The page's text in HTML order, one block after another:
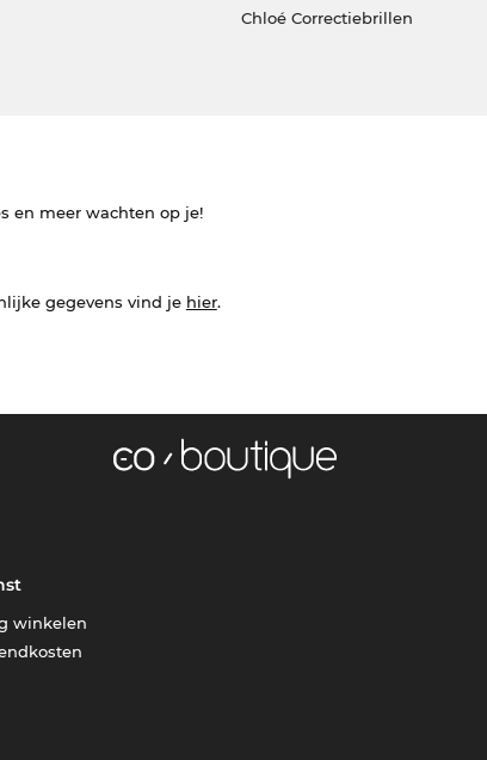
Chloé Correctiebrillen
en meer wachten op je!
gegevens vind je hier.
winkelen